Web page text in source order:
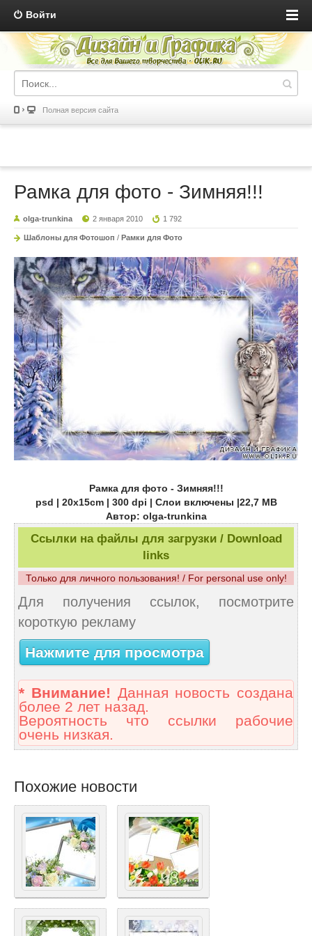
Войти
Полная версия сайта
Рамка для фото - Зимняя!!!
olga-trunkina 2 января 2010 1 792
Шаблоны для Фотошоп / Рамки для Фото
Рамка для фото - Зимняя!!!
psd | 20х15cm | 300 dpi | Слои включены |22,7 MB
Автор: olga-trunkina
Ссылки на файлы для загрузки / Download
links
Только для личного пользования! / For personal use only!
Для получения ссылок, посмотрите
короткую рекламу
Нажмите для просмотра
* Внимание! Данная новость создана
более 2 лет назад.
Вероятность что ссылки рабочие
очень низкая.
Похожие новости